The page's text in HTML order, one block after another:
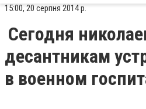
15:00, 20 серпня 2014 р.
Сегодня
десантникам
в военном